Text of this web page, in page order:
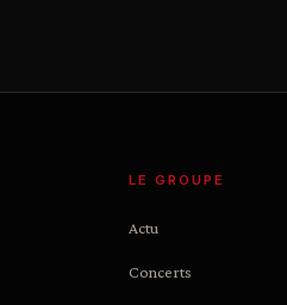
LE GROUPE
Actu
Concerts